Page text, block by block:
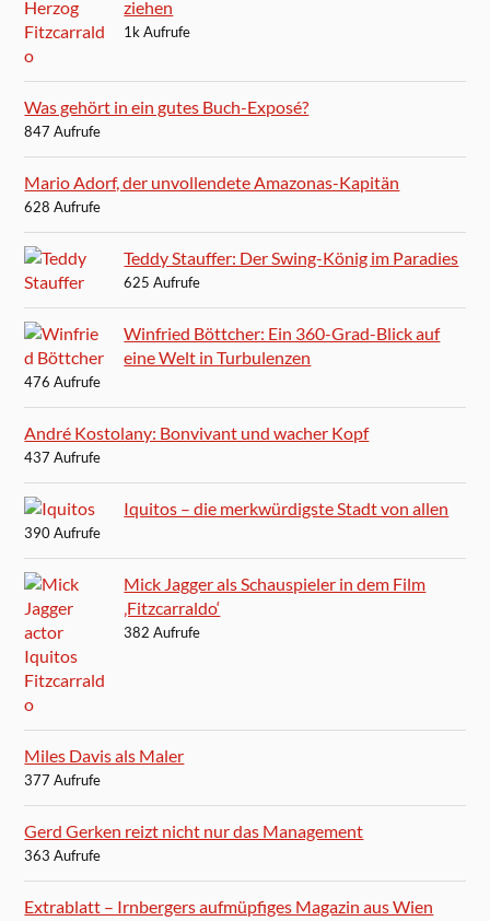
ziehen
1k Aufrufe
Was gehört in ein gutes Buch-Exposé?
847 Aufrufe
Mario Adorf, der unvollendete Amazonas-Kapitän
628 Aufrufe
Teddy Stauffer: Der Swing-König im Paradies
625 Aufrufe
Winfried Böttcher: Ein 360-Grad-Blick auf
eine Welt in Turbulenzen
476 Aufrufe
André Kostolany: Bonvivant und wacher Kopf
437 Aufrufe
Iquitos – die merkwürdigste Stadt von allen
390 Aufrufe
Mick Jagger als Schauspieler in dem Film
‚Fitzcarraldo‘
382 Aufrufe
Miles Davis als Maler
377 Aufrufe
Gerd Gerken reizt nicht nur das Management
363 Aufrufe
Extrablatt – Irnbergers aufmüpfiges Magazin aus Wien